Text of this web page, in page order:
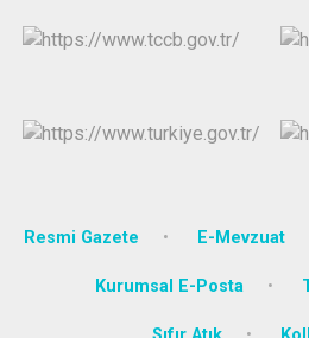
Resmi Gazete E-Mevzuat
Kurumsal E-Posta